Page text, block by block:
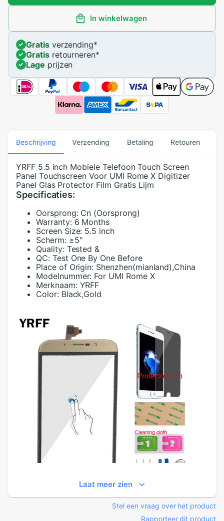
In winkelwagen
Gratisverzending*
Gratisretourneren*
Lage prijzen
Beschrijving Verzending Betaling Retouren
YRFF 5.5 inch Mobiele Telefoon Touch Screen
Panel Touchscreen Voor UMI Rome X Digitizer
Panel Glas Protector Film Gratis Lijm
Specificaties:
Oorsprong: Cn (Oorsprong)
Warranty: 6 Months
Screen Size: 5.5 inch
Scherm: ≥5"
Quality: Tested &
QC: Test One By One Before
Place of Origin: Shenzhen(mianland),China
Modelnummer: For UMI Rome X
Merknaam: YRFF
Color: Black,Gold
Laat meer zien
Stel een vraag over het product
Rapporteer dit product